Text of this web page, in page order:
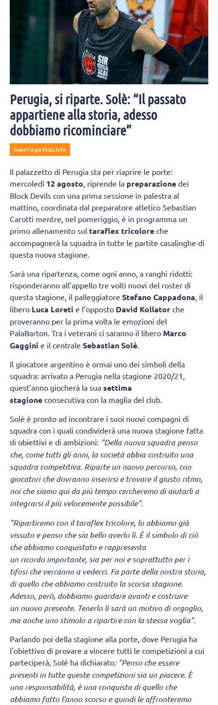
Perugia, si riparte. Solè: “Il passato
appartiene alla storia, adesso
dobbiamo ricominciare”
Superlega Maschile
Il palazzetto di Perugia sta per riaprire le porte:
mercoledì 12 agosto, riprende la preparazione dei
Block Devils con una prima sessione in palestra al
mattino, coordinata dal preparatore atletico Sebastian
Carotti mentre, nel pomeriggio, è in programma un
primo allenamento sul taraflex tricolore che
accompagnerà la squadra in tutte le partite casalinghe di
questa nuova stagione.
Sarà una ripartenza, come ogni anno, a ranghi ridotti:
risponderanno all’appello tre volti nuovi del roster di
questa stagione, il palleggiatore Stefano Cappadona , il
libero Luca Loreti e l’opposto David Kollator che
proveranno per la prima volta le emozioni del
PalaBarton. Tra i veterani ci saranno il libero Marco
Gaggini e il centrale Sebastian Solè
Il giocatore argentino è ormai uno dei simboli della
squadra: arrivato a Perugia nella stagione 2020/21,
quest’anno giocherà la sua settima
stagione consecutiva con la maglia del club.
Solè è pronto ad incontrare i suoi nuovi compagni di
squadra con i quali condividerà una nuova stagione fatta
di obiettivi e di ambizioni: "Della nuova squadra penso
che, come tutti gli anni, la società abbia costruito una
squadra competitiva. Riparte un nuovo percorso, con
giocatori che dovranno inserirsi e trovare il giusto ritmo,
noi che siamo qui da più tempo cercheremo di aiutarli a
integrarsi il più velocemente possibile".
"Ripartiremo con il taraflex tricolore, lo abbiamo già
vissuto e penso che sia bello averlo lì. È il simbolo di ciò
che abbiamo conquistato e rappresenta
un ricordo importante, sia per noi e soprattutto per i
tifosi che verranno a vederci. Fa parte della nostra storia,
di quello che abbiamo costruito la scorsa stagione.
Adesso, però, dobbiamo guardare avanti e costruire
un nuovo presente. Tenerlo lì sarà un motivo di orgoglio,
ma anche uno stimolo a ripartire con la stessa voglia".
Parlando poi della stagione alla porte, dove Perugia ha
l'obiettivo di provare a vincere tutti le competizioni a cui
parteciperà, Solè ha dichiarato: "Penso che essere
presenti in tutte queste competizioni sia un piacere. È
una responsabilità, è una conquista di quello che
abbiamo fatto l’anno scorso e quindi le affronteremo